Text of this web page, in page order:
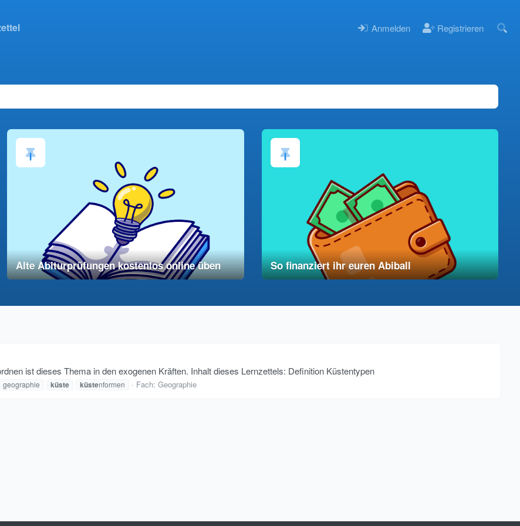
Anmelden Registrieren
Alte Abiturprüfungen kostenlos online üben So finanziert ihr euren Abiball
ist dieses Thema in den exogenen Kräften. Inhalt dieses Lernzettels: Definition Küstentypen
geographie küste küstenformen Fach: Geographie